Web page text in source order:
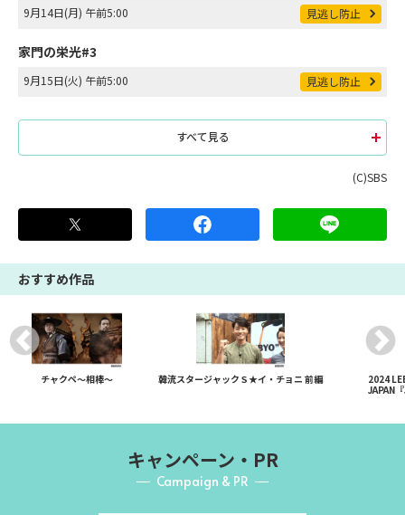
9月14日(月) 午前5:00 見逃し防止
家門の栄光#3
9月15日(火) 午前5:00 見逃し防止
すべて見る
(C)SBS
おすすめ作品
チャクペ～相棒～ 韓流スタージャックＳ★イ・チョニ 前編
2024
JAPAN
キャンペーン・PR
Campaign & PR